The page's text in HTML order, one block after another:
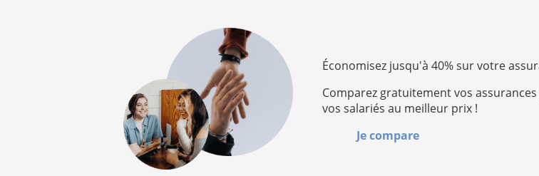
Économisez jusqu'à 40% sur votre
Comparez gratuitement vos
vos salariés au meilleur prix !
Je compare